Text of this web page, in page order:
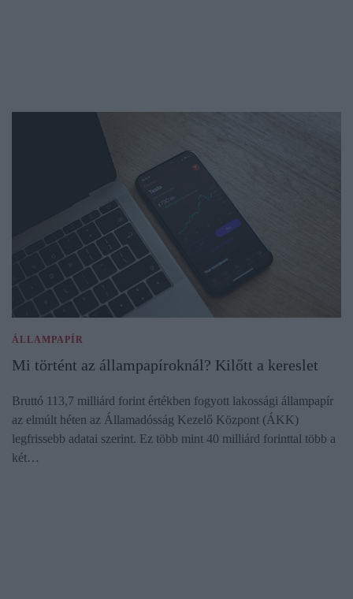
ÁLLAMPAPÍR
Mi történt az állampapíroknál? Kilőtt a kereslet
Bruttó 113,7 milliárd forint értékben fogyott lakossági állampapír
az elmúlt héten az Államadósság Kezelő Központ (ÁKK)
legfrissebb adatai szerint. Ez több mint 40 milliárd forinttal több a
két…